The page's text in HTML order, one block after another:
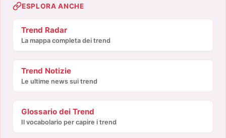
ESPLORA ANCHE
Trend Radar
La mappa completa dei trend
Trend Notizie
Le ultime news sui trend
Glossario dei Trend
Il vocabolario per capire i trend